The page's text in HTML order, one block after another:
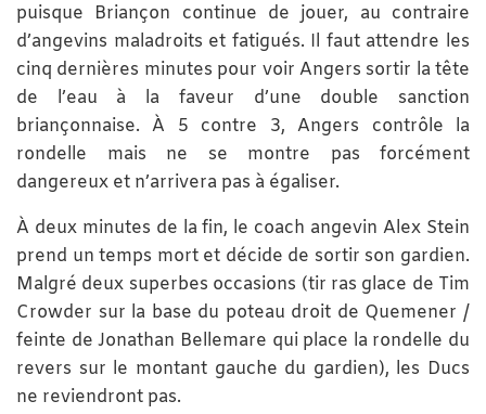
puisque Briançon continue de jouer, au contraire
d’angevins maladroits et fatigués. Il faut attendre les
cinq dernières minutes pour voir Angers sortir la tête
de l’eau à la faveur d’une double sanction
briançonnaise. À 5 contre 3, Angers contrôle la
rondelle mais ne se montre pas forcément
dangereux et n’arrivera pas à égaliser.
À deux minutes de la fin, le coach angevin Alex Stein
prend un temps mort et décide de sortir son gardien.
Malgré deux superbes occasions (tir ras glace de Tim
Crowder sur la base du poteau droit de Quemener /
feinte de Jonathan Bellemare qui place la rondelle du
revers sur le montant gauche du gardien), les Ducs
ne reviendront pas.